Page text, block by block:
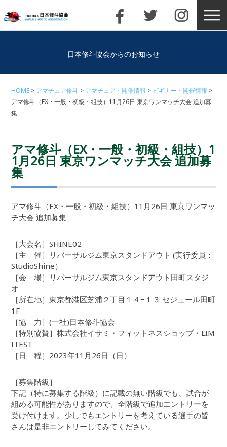
日本修斗協会からのお知らせ
HOME アマチュア修斗 アマチュア・開催情報
ビギナー・開催情報
アマ修斗（EX・一般・初級・組技）11月26日 東京ワンマッチ大会 追加募
集
アマ修斗（EX・一般・初級・組技）1
1月26日 東京ワンマッチ大会 追加募
集
アマ修斗（EX・一般・初級・組技）11月26日 東京ワンマッ
チ大会 追加募集
［大会名］SHINE02
［主 催］リバーサルジム東京スタンドアウト (実行委員：
StudioShine）
［会 場］リバーサルジム東京スタンドアウト田町スタジ
オ
［所在地］東京都港区芝浦２丁目１４−１３ セジュール田町
1F
［協 力］(一社)日本修斗協会
［特別協賛］株式会社イサミ・フィットネスショップ・LIM
ITEST
［日 程］2023年11月26日（日）
［募集階級］
下記（特に募集する階級）に記載の無い階級でも、試合が
組める可能性がありますので、全階級で追加エントリーを
受け付けます。少しでもエントリーを考えている選手の皆
さんは是非エントリーしてみてください。